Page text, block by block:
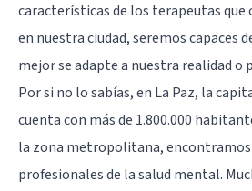
características de los terapeutas que
en nuestra ciudad, seremos capaces
mejor se adapte a nuestra realidad o
Por si no lo sabías, en La Paz, la
cuenta con más de 1.800.000
la zona metropolitana, encontramos
profesionales de la salud mental.